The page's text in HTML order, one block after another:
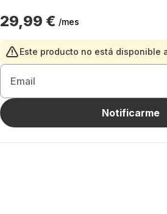
29,99 € /mes
Este producto no está disponible
Email
Notificarme